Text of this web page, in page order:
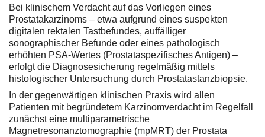
Bei klinischem Verdacht auf das Vorliegen eines
Prostatakarzinoms – etwa aufgrund eines suspekten
digitalen rektalen Tastbefundes, auffälliger
sonographischer Befunde oder eines pathologisch
erhöhten PSA-Wertes (Prostataspezifisches Antigen) –
erfolgt die Diagnosesicherung regelmäßig mittels
histologischer Untersuchung durch Prostatastanzbiopsie.
In der gegenwärtigen klinischen Praxis wird allen
Patienten mit begründetem Karzinomverdacht im Regelfall
zunächst eine multiparametrische
Magnetresonanztomographie (mpMRT) der Prostata